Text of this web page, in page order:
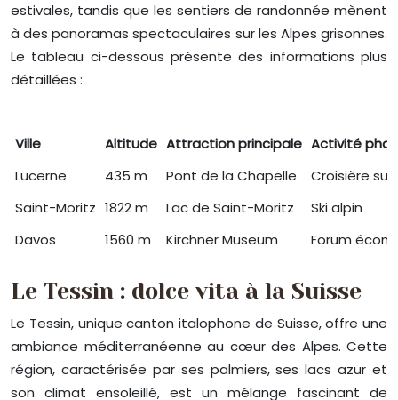
estivales, tandis que les sentiers de randonnée mènent
à des panoramas spectaculaires sur les Alpes grisonnes.
Le tableau ci-dessous présente des informations plus
détaillées :
Ville Altitude Attraction principale Activité
Lucerne
435 m Pont de la Chapelle
Croisière sur
Saint-Moritz 1822 m Lac de Saint-Moritz
Ski alpin
Davos
1560 m Kirchner Museum Forum
Le Tessin : dolce vita à la Suisse
Le Tessin, unique canton italophone de Suisse, offre une
ambiance méditerranéenne au cœur des Alpes. Cette
région, caractérisée par ses palmiers, ses lacs azur et
son climat ensoleillé, est un mélange fascinant de